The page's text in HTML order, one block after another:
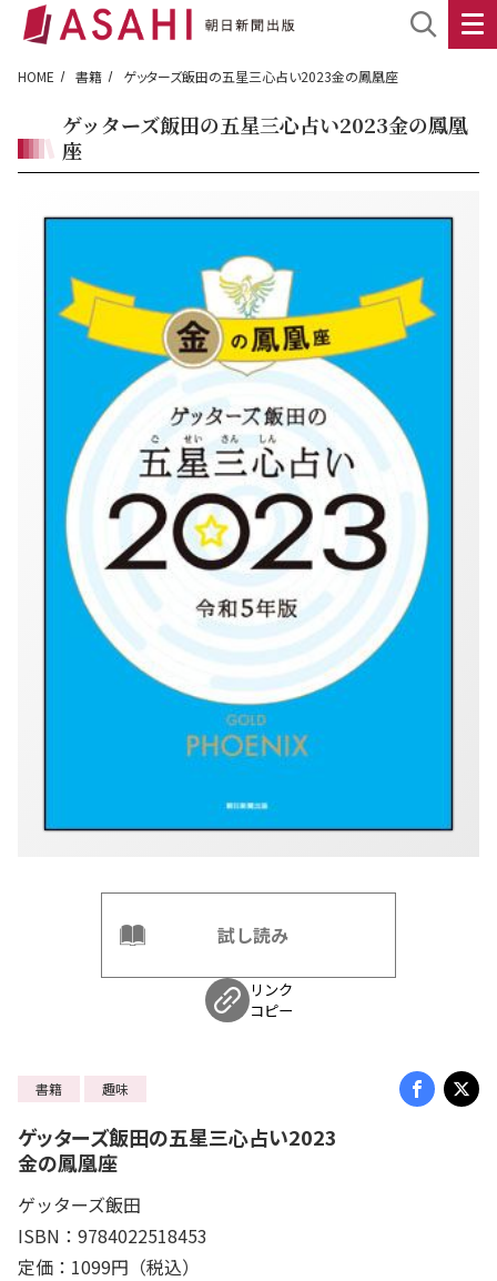
HOME 書籍 ゲッターズ飯田の五星三心占い2023金の鳳凰座
ゲッターズ飯田の五星三心占い2023金の鳳凰
座
試し読み
リンク
コピー
書籍 趣味
ゲッターズ飯田の五星三心占い2023
金の鳳凰座
ゲッターズ飯田
ISBN：9784022518453
定価：1099円（税込）